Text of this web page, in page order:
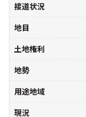
接道状況
地目
土地権利
地勢
用途地域
現況